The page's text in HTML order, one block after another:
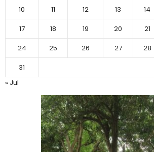
10
11 12 13 14
17
18 19 20 21
24
25 26 27 28
31
« Jul